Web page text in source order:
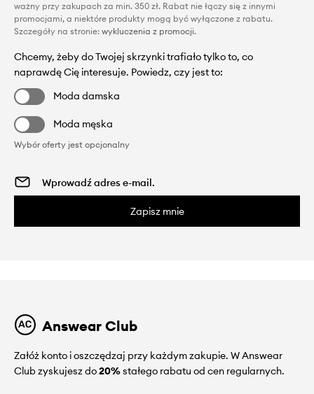
ważny przy zakupach za min. 350 zł. Rabat nie łączy się z innymi
promocjami, a niektóre produkty mogą być wyłączone z rabatu.
Szczegóły na stronie: wykluczenia z promocji.
Chcemy, żeby do Twojej skrzynki trafiało tylko to, co
naprawdę Cię interesuje. Powiedz, czy jest to:
Moda damska
Moda męska
Wybór oferty jest opcjonalny
Zapisz mnie
Answear Club
Załóż konto i oszczędzaj przy każdym zakupie. W Answear
Club zyskujesz do20%stałego rabatu od cen regularnych.